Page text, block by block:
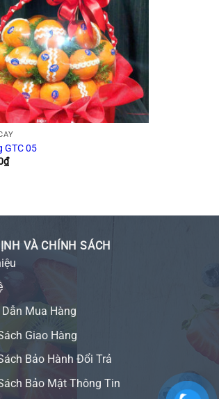
GTC 05
₫
VÀ CHÍNH SÁCH
Mua Hàng
Giao Hàng
Bảo Hành Đổi Trả
Bảo Mật Thông Tin